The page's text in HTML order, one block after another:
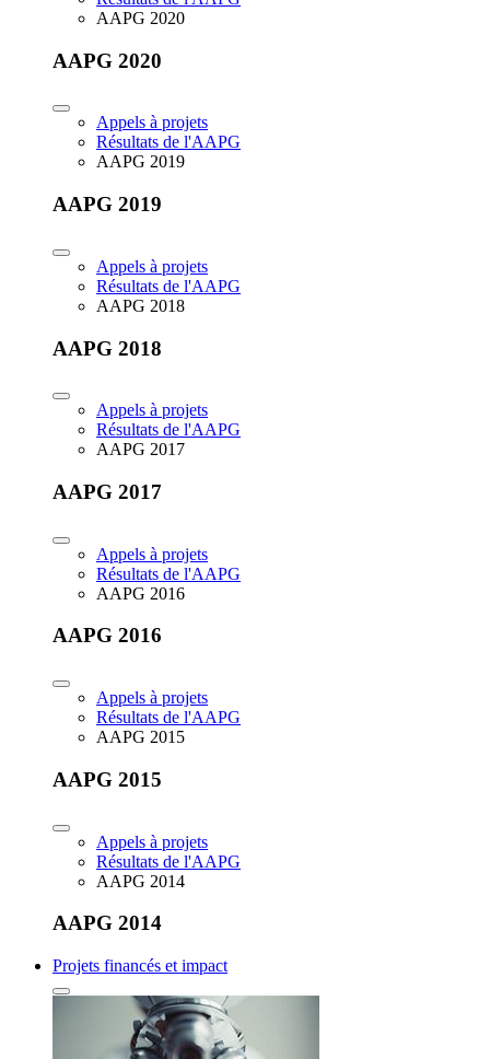
AAPG 2020
AAPG 2020
Appels à projets
Résultats de l'AAPG
AAPG 2019
AAPG 2019
Appels à projets
Résultats de l'AAPG
AAPG 2018
AAPG 2018
Appels à projets
Résultats de l'AAPG
AAPG 2017
AAPG 2017
Appels à projets
Résultats de l'AAPG
AAPG 2016
AAPG 2016
Appels à projets
Résultats de l'AAPG
AAPG 2015
AAPG 2015
Appels à projets
Résultats de l'AAPG
AAPG 2014
AAPG 2014
Projets financés et impact